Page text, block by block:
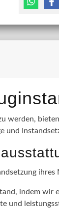
werden,
und
indem wir
und